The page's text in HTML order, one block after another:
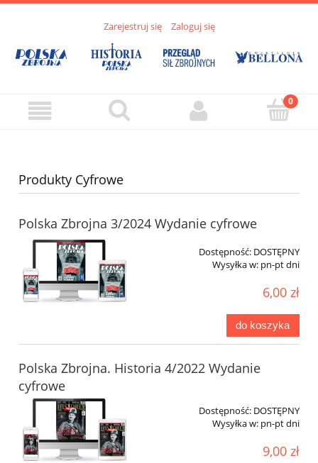
Zarejestruj się Zaloguj się
Produkty Cyfrowe
Polska Zbrojna 3/2024 Wydanie cyfrowe
Dostępność: DOSTĘPNY
Wysyłka w: pn-pt dni
6,00 zł
do koszyka
Polska Zbrojna. Historia 4/2022 Wydanie
cyfrowe
Dostępność: DOSTĘPNY
Wysyłka w: pn-pt dni
9,00 zł